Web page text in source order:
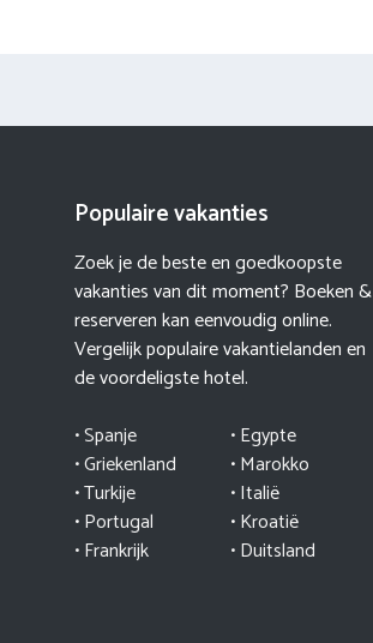
Populaire vakanties
Zoek je de beste en goedkoopste
vakanties van dit moment? Boeken &
reserveren kan eenvoudig online.
Vergelijk populaire vakantielanden en
de voordeligste hotel.
• Spanje
• Griekenland
• Turkije
•Portugal
• Frankrijk
• Egypte
•Marokko
• Italië
•Kroatië
• Duitsland